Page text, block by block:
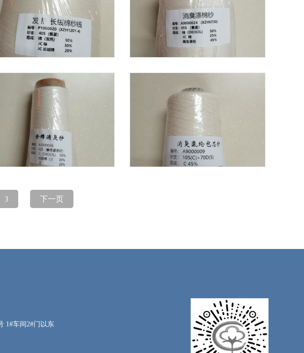
发热长绒棉纱线 消臭涤棉纱
全棉消臭纱
3 下一页
1#车间2#门以东